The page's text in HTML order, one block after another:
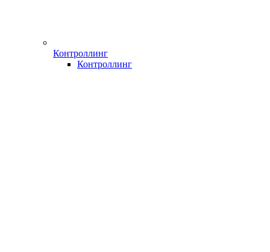
Контроллинг
Контроллинг